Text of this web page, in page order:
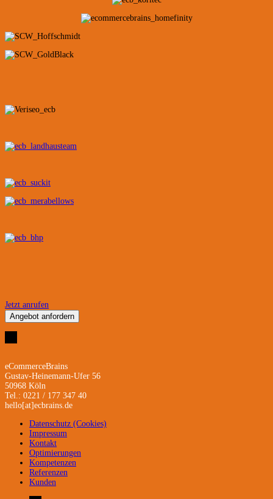
Jetzt anrufen
Angebot anfordern
eCommerceBrains
Gustav-Heinemann-Ufer 56
50968 Köln
Tel.: 0221 / 177 347 40
hello[at]ecbrains.de
Datenschutz (Cookies)
Impressum
Kontakt
Optimierungen
Kompetenzen
Referenzen
Kunden